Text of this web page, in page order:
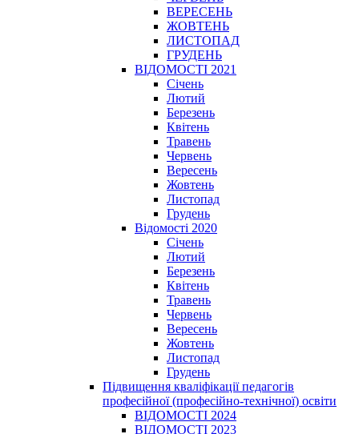
ВЕРЕСЕНЬ
ЖОВТЕНЬ
ЛИСТОПАД
ГРУДЕНЬ
ВІДОМОСТІ 2021
Січень
Лютий
Березень
Квітень
Травень
Червень
Вересень
Жовтень
Листопад
Грудень
Відомості 2020
Січень
Лютий
Березень
Квітень
Травень
Червень
Вересень
Жовтень
Листопад
Грудень
Підвищення кваліфікації педагогів
професійної (професійно-технічної) освіти
ВІДОМОСТІ 2024
ВІДОМОСТІ 2023